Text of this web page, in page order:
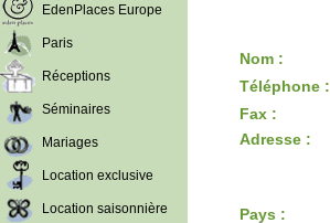
EdenPlaces Europe
Paris
Réceptions
Séminaires
Mariages
Location exclusive
Location saisonnière
Nom :
Téléphone :
Fax :
Adresse :
Pays :